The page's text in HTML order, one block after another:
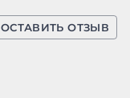
ОСТАВИТЬ ОТЗЫВ